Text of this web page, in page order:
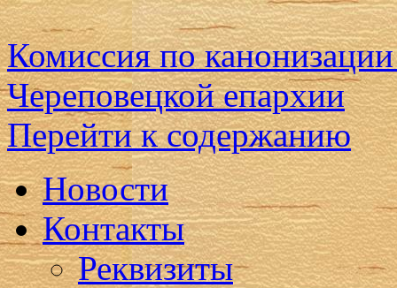
Комиссия по
Череповецкой епархии
Перейти к содержанию
Новости
Контакты
Реквизиты